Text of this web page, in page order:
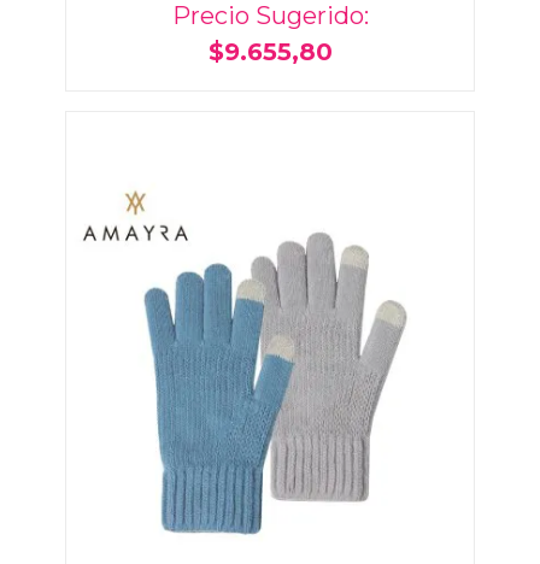
Precio Sugerido:
$9.655,80